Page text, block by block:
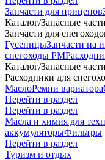
Запчасти для прицепов
Каталог/Запасные части
Запчасти для
ГусеницыЗапчасти на
снегоходы РМ
Каталог/Запасные части
Расходники для
МаслоРемни вариатора
Перейти в раздел
Перейти в раздел
Масла и химия для
аккумуляторыФильтры
Перейти в раздел
Туризм и отдых